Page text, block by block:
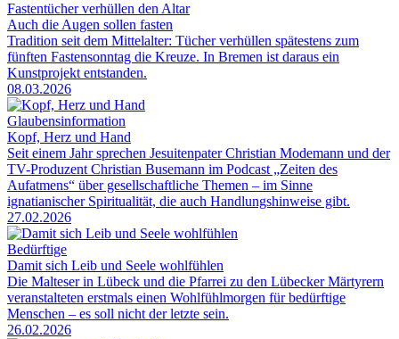
Fastentücher verhüllen den Altar
Auch die Augen sollen fasten
Tradition seit dem Mittelalter: Tücher verhüllen spätestens zum
fünften Fastensonntag die Kreuze. In Bremen ist daraus ein
Kunstprojekt entstanden.
08.03.2026
Glaubensinformation
Kopf, Herz und Hand
Seit einem Jahr sprechen Jesuitenpater Christian Modemann und der
TV-Produzent Christian Busemann im Podcast „Zeiten des
Aufatmens“ über gesellschaftliche Themen – im Sinne
ignatianischer Spiritualität, die auch Handlungshinweise gibt.
27.02.2026
Bedürftige
Damit sich Leib und Seele wohlfühlen
Die Malteser in Lübeck und die Pfarrei zu den Lübecker Märtyrern
veranstalteten erstmals einen Wohlfühlmorgen für bedürftige
Menschen – es soll nicht der letzte sein.
26.02.2026